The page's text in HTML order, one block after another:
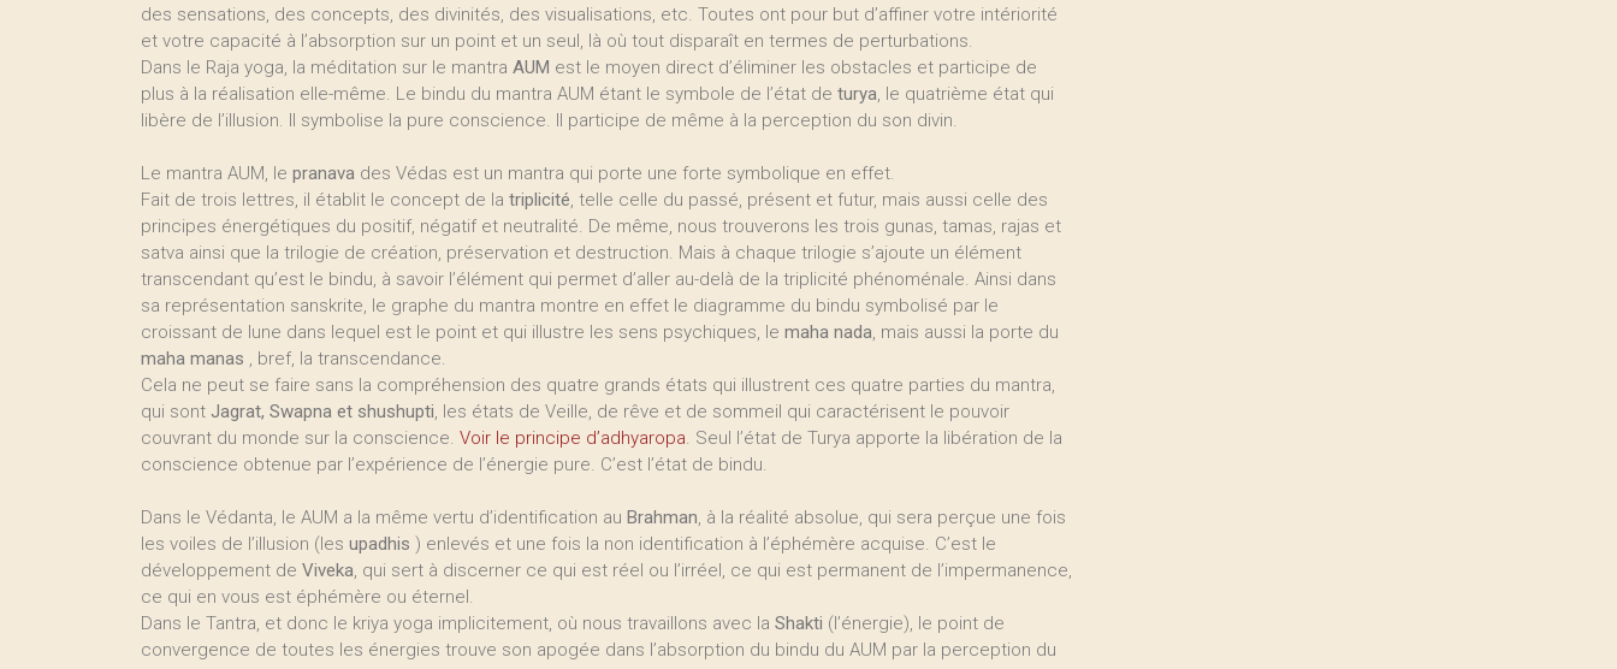
des sensations, des concepts, des divinités, des visualisations, etc. Toutes ont pour but d’affiner votre intériorité
et votre capacité à l’absorption sur un point et un seul, là où tout disparaît en termes de perturbations.
Dans le Raja yoga, la méditation sur le mantra AUM est le moyen direct d’éliminer les obstacles et participe de
plus à la réalisation elle-même. Le bindu du mantra AUM étant le symbole de l’état de turya, le quatrième état qui
libère de l’illusion. Il symbolise la pure conscience. Il participe de même à la perception du son divin.
Le mantra AUM, le pranava des Védas est un mantra qui porte une forte symbolique en effet.
Fait de trois lettres, il établit le concept de la triplicité, telle celle du passé, présent et futur, mais aussi celle des
principes énergétiques du positif, négatif et neutralité. De même, nous trouverons les trois gunas, tamas, rajas et
satva ainsi que la trilogie de création, préservation et destruction. Mais à chaque trilogie s’ajoute un élément
transcendant qu’est le bindu, à savoir l’élément qui permet d’aller au-delà de la triplicité phénoménale. Ainsi dans
sa représentation sanskrite, le graphe du mantra montre en effet le diagramme du bindu symbolisé par le
croissant de lune dans lequel est le point et qui illustre les sens psychiques, le maha nada, mais aussi la porte du
maha manas , bref, la transcendance.
Cela ne peut se faire sans la compréhension des quatre grands états qui illustrent ces quatre parties du mantra,
qui sont Jagrat, Swapna et shushupti, les états de Veille, de rêve et de sommeil qui caractérisent le pouvoir
couvrant du monde sur la conscience. Voir le principe d’adhyaropa. Seul l’état de Turya apporte la libération de la
conscience obtenue par l’expérience de l’énergie pure. C’est l’état de bindu.
Dans le Védanta, le AUM a la même vertu d’identification au Brahman, à la réalité absolue, qui sera perçue une fois
les voiles de l’illusion (les upadhis ) enlevés et une fois la non identification à l’éphémère acquise. C’est le
développement de Viveka, qui sert à discerner ce qui est réel ou l’irréel, ce qui est permanent de l’impermanence,
ce qui en vous est éphémère ou éternel.
Dans le Tantra, et donc le kriya yoga implicitement, où nous travaillons avec la Shakti (l’énergie), le point de
convergence de toutes les énergies trouve son apogée dans l’absorption du bindu du AUM par la perception du